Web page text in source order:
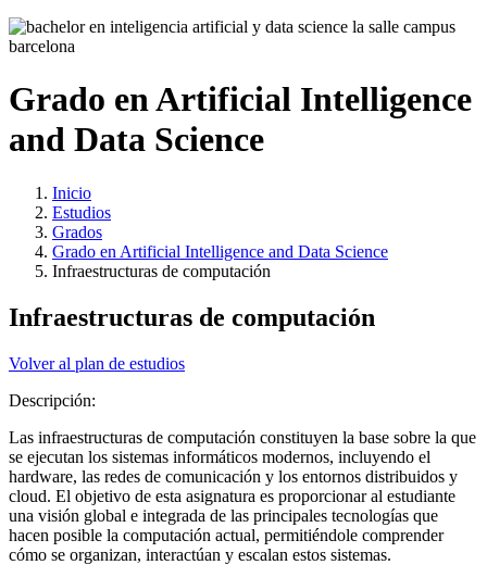
Grado en Artificial Intelligence
and Data Science
Inicio
Estudios
Grados
Grado en Artificial Intelligence and Data Science
Infraestructuras de computación
Infraestructuras de computación
Volver al plan de estudios
Descripción:
Las infraestructuras de computación constituyen la base sobre la que
se ejecutan los sistemas informáticos modernos, incluyendo el
hardware, las redes de comunicación y los entornos distribuidos y
cloud. El objetivo de esta asignatura es proporcionar al estudiante
una visión global e integrada de las principales tecnologías que
hacen posible la computación actual, permitiéndole comprender
cómo se organizan, interactúan y escalan estos sistemas.